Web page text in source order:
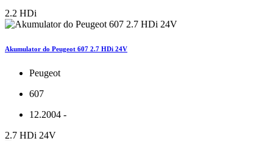
2.2 HDi
Akumulator do Peugeot 607 2.7 HDi 24V
Peugeot
607
12.2004 -
2.7 HDi 24V